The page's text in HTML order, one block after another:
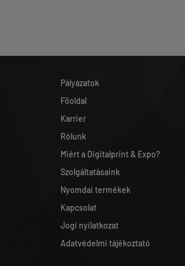
Pályázatok
Főoldal
Karrier
Rólunk
Miért a Digitalprint & Expo?
Szolgáltatásaink
Nyomdai termékek
Kapcsolat
Jogi nyilatkozat
Adatvédelmi tájékoztató